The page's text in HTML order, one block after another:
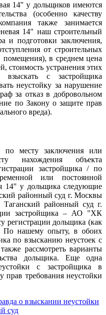
14" у дольщиков имеются
(особенно качеству
также занимается
14" наш строительный
и подготовки заключения,
от строительных
помещения), в среднем цена
стоимость устранения этих
взыскать с застройщика
неустойку за нарушение
за отказ в добровольном
по Закону о защите прав
вреда).
по месту заключения или
нахождения объекта
застройщика / по
или постоянной
14" у дольщика следующие
районный суд г. Москвы
районный суд г.
застройщика – АО "ХК
дольщика (как
По нашему опыту, в обоих
по взысканию неустоек с
рассмотреть варианты
дольщика. Еще одна
с застройщика в
прав требования неустойки
о взыскании неустойки
суд